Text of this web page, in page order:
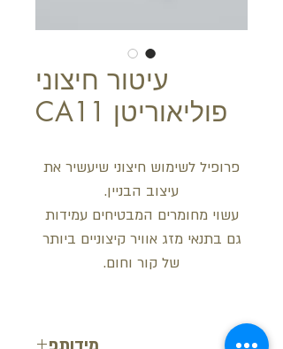
עיטור חיצוני
פוליאוריטן CA11
פרופיל לשימוש חיצוני שיעשיר את
עיצוב הבניין.
עשוי מחומרים המבטיחים עמידות
גם בתנאי מזג אוויר קיצוניים ביותר
של קור וחום.